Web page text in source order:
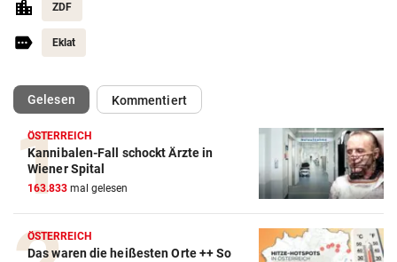
ZDF
Eklat
Gelesen(ausgewählt)Kommentiert
ÖSTERREICH
Kannibalen-Fall schockt Ärzte in
Wiener Spital
163.833 mal gelesen
ÖSTERREICH
Das waren die heißesten Orte ++ So